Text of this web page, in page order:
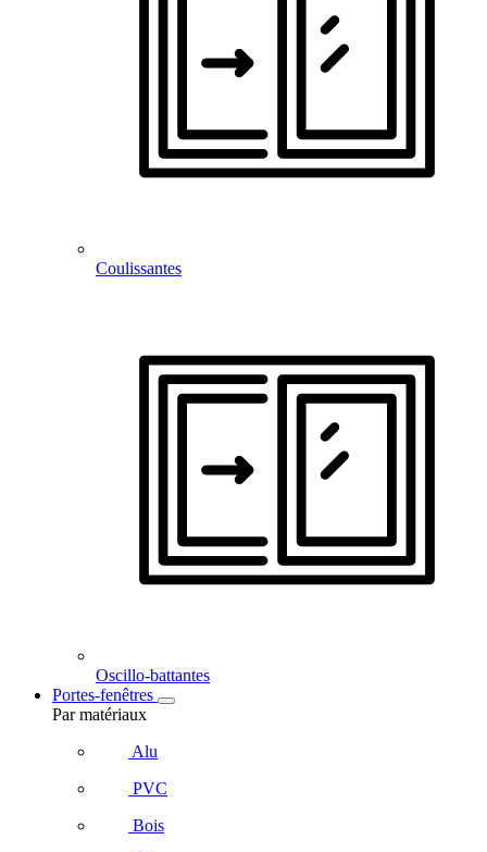
Coulissantes
Oscillo-battantes
Portes-fenêtres
Par matériaux
Alu
PVC
Bois